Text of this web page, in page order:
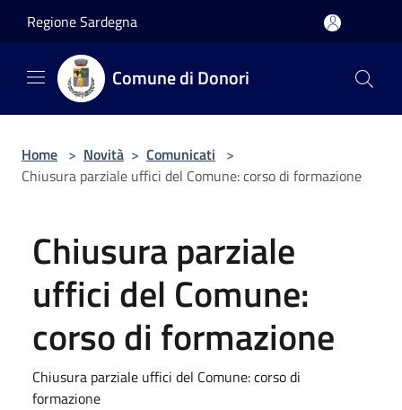
Regione Sardegna
Comune di Donori
Home > Novità > Comunicati >
Chiusura parziale uffici del Comune: corso di formazione
Chiusura parziale
uffici del Comune:
corso di formazione
Chiusura parziale uffici del Comune: corso di
formazione